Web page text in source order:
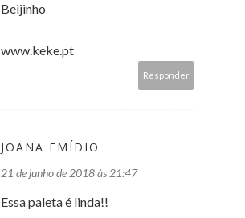
Beijinho
www.keke.pt
Responder
JOANA EMÍDIO
21 de junho de 2018 às 21:47
Essa paleta é linda!!